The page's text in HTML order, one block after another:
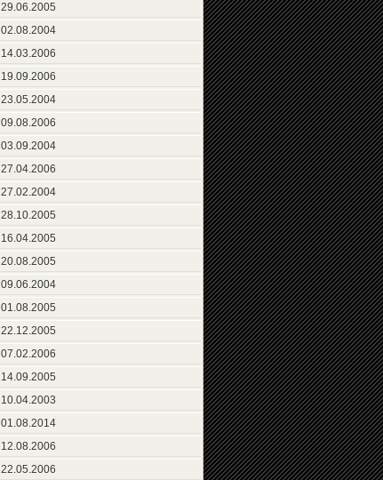
29.06.2005
02.08.2004
14.03.2006
19.09.2006
23.05.2004
09.08.2006
03.09.2004
27.04.2006
27.02.2004
28.10.2005
16.04.2005
20.08.2005
09.06.2004
01.08.2005
22.12.2005
07.02.2006
14.09.2005
10.04.2003
01.08.2014
12.08.2006
22.05.2006